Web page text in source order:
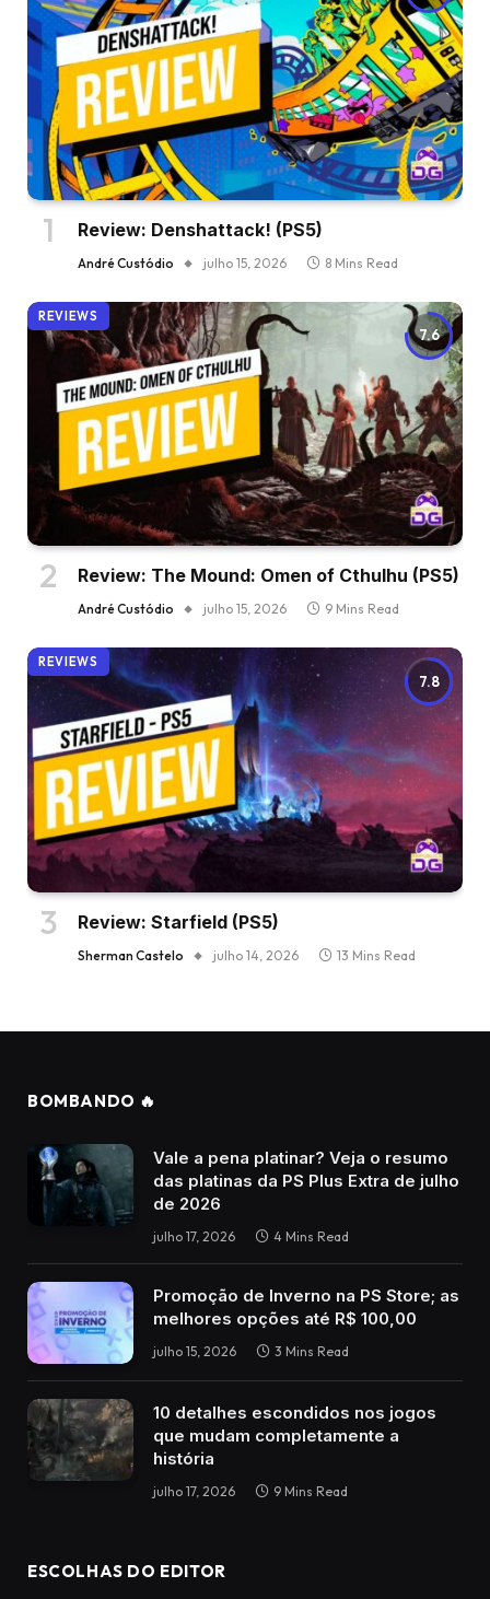
Review: Denshattack! (PS5)
André Custódio julho 15, 2026 8 Mins Read
7.6
REVIEWS
Review: The Mound: Omen of Cthulhu (PS5)
André Custódio julho 15, 2026 9 Mins Read
7.8
REVIEWS
Review: Starfield (PS5)
Sherman Castelo julho 14, 2026 13 Mins Read
BOMBANDO 🔥
Vale a pena platinar? Veja o resumo
das platinas da PS Plus Extra de julho
de 2026
julho 17, 2026 4 Mins Read
Promoção de Inverno na PS Store; as
melhores opções até R$ 100,00
julho 15, 2026 3 Mins Read
10 detalhes escondidos nos jogos
que mudam completamente a
história
julho 17, 2026 9 Mins Read
ESCOLHAS DO EDITOR